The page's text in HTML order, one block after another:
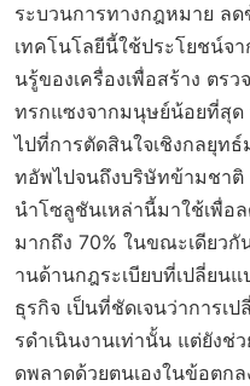
ระบวนการทางกฎหมาย ล
เทคโนโลยีนี้ใช้ประโยชน์จ
นรู้ของเครื่องเพื่อสร้าง ต
ทรกแซงจากมนุษย์น้อยที่สุ
ไปที่การตัดสินใจเชิงกลยุท
ทอัพไปจนถึงบริษัทข้ามชาติ
นำโซลูชันเหล่านี้มาใช้เพื่อ
มากถึง 70% ในขณะเดียว
านด้านกฎระเบียบที่เปลี่ยน
ธุรกิจ เป็นที่ชัดเจนว่าการเ
รดำเนินงานเท่านั้น แต่ยังช่
ดพลาดด้วยตนเองในข้อตก